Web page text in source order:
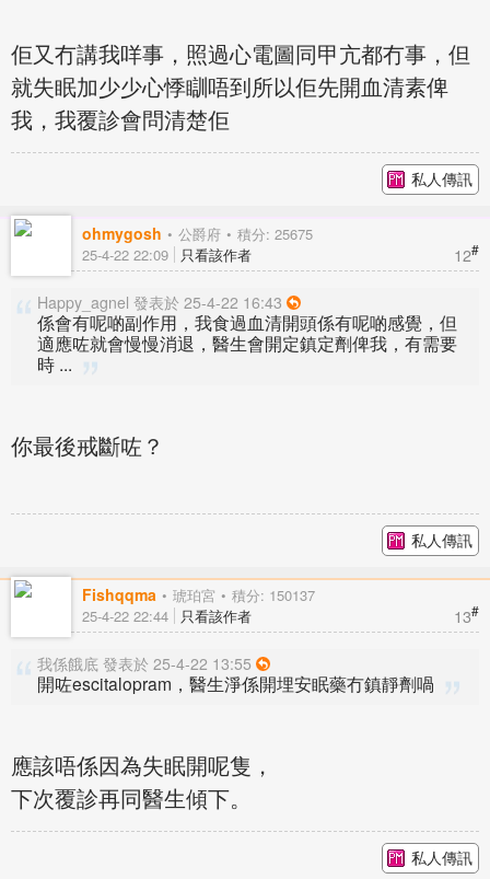
佢又冇講我咩事，照過心電圖同甲亢都冇事，但
就失眠加少少心悸瞓唔到所以佢先開血清素俾
我，我覆診會問清楚佢
私人傳訊
ohmygosh 公爵府 積分: 25675
12#
25-4-22 22:09 只看該作者
Happy_agnel 發表於 25-4-22 16:43
係會有呢啲副作用，我食過血清開頭係有呢啲感覺，但
適應咗就會慢慢消退，醫生會開定鎮定劑俾我，有需要
時 ...
你最後戒斷咗？
私人傳訊
Fishqqma 琥珀宮 積分: 150137
13#
25-4-22 22:44 只看該作者
我係餓底 發表於 25-4-22 13:55
開咗escitalopram，醫生淨係開埋安眠藥冇鎮靜劑喎
應該唔係因為失眠開呢隻，
下次覆診再同醫生傾下。
私人傳訊